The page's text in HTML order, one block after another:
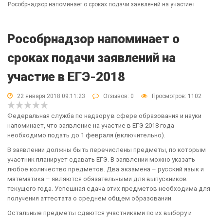
Рособрнадзор напоминает о сроках подачи заявлений на участие в ЕГЭ-
Рособрнадзор напоминает о
сроках подачи заявлений на
участие в ЕГЭ-2018
22 января 2018 09:11:23 Отзывов: 0 Просмотров: 1102
Федеральная служба по надзору в сфере образования и науки
напоминает, что заявление на участие в ЕГЭ 2018 года
необходимо подать до 1 февраля (включительно).
В заявлении должны быть перечислены предметы, по которым
участник планирует сдавать ЕГЭ. В заявлении можно указать
любое количество предметов. Два экзамена – русский язык и
математика – являются обязательными для выпускников
текущего года. Успешная сдача этих предметов необходима для
получения аттестата о среднем общем образовании.
Остальные предметы сдаются участниками по их выбору и